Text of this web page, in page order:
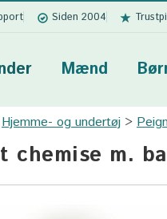
Siden 2004
Mænd
Hjemme- og undertøj
chemise m.